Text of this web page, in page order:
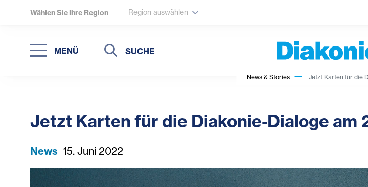
Wählen Sie Ihre Region Region auswählen
MENÜ
Suche
Suche
News & Stories Jetzt Karten für die
Jetzt Karten für die Diakonie-Dialoge am
News 15. Juni 2022